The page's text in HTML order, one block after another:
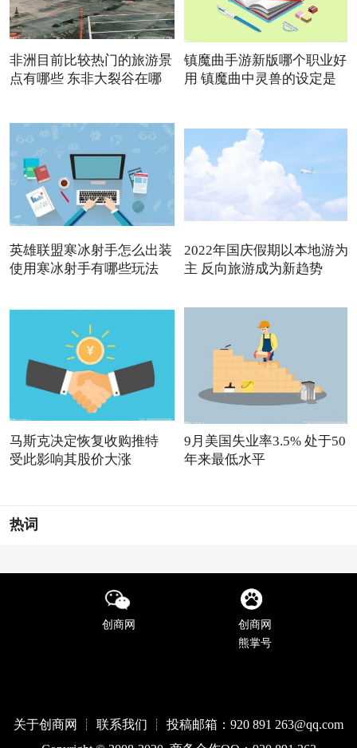
非洲目前比较热门的旅游景
点有哪些 东非大裂谷在哪
镇魔曲手游新版哪个职业好
用 镇魔曲中灵兽的设定是
英雄联盟寒冰射手怎么出装
使用寒冰射手有哪些玩法
2022年国庆假期以本地游为
主 反向旅游成为新趋势
马斯克决定恢复收购推特
受此影响其股价大涨
9月美国失业率3.5% 处于50
年来最低水平
热词
创商网
创商网
熊掌号
关于创商网 ┊ 联系我们 ┊ 投稿邮箱：920 891 263@qq.com